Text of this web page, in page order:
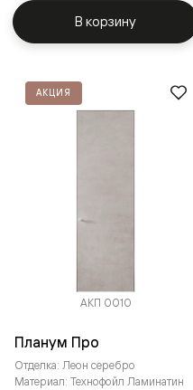
В корзину
АКЦИЯ
АКП 0010
Планум Про
Отделка: Леон серебро
Материал: Технофойл Ламинатин